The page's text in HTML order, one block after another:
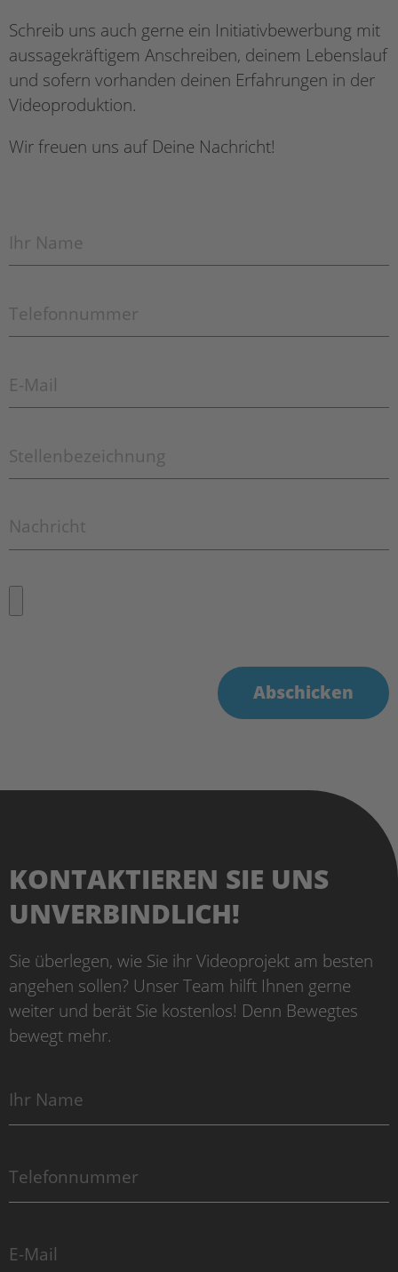
Schreib uns auch gerne ein Initiativbewerbung mit
aussagekräftigem Anschreiben, deinem Lebenslauf
und sofern vorhanden deinen Erfahrungen in der
Videoproduktion.
Wir freuen uns auf Deine Nachricht!
Abschicken
KONTAKTIEREN SIE UNS
UNVERBINDLICH!
Sie überlegen, wie Sie ihr Videoprojekt am besten
angehen sollen? Unser Team hilft Ihnen gerne
weiter und berät Sie kostenlos! Denn Bewegtes
bewegt mehr.